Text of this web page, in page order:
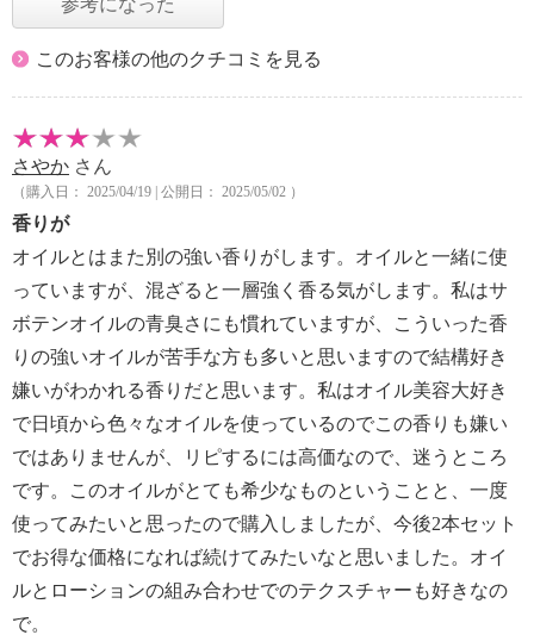
このお客様の他のクチコミを見る
さやか さん
（購入日： 2025/04/19 | 公開日： 2025/05/02 ）
香りが
オイルとはまた別の強い香りがします。オイルと一緒に使
っていますが、混ざると一層強く香る気がします。私はサ
ボテンオイルの青臭さにも慣れていますが、こういった香
りの強いオイルが苦手な方も多いと思いますので結構好き
嫌いがわかれる香りだと思います。私はオイル美容大好き
で日頃から色々なオイルを使っているのでこの香りも嫌い
ではありませんが、リピするには高価なので、迷うところ
です。このオイルがとても希少なものということと、一度
使ってみたいと思ったので購入しましたが、今後2本セット
でお得な価格になれば続けてみたいなと思いました。オイ
ルとローションの組み合わせでのテクスチャーも好きなの
で。